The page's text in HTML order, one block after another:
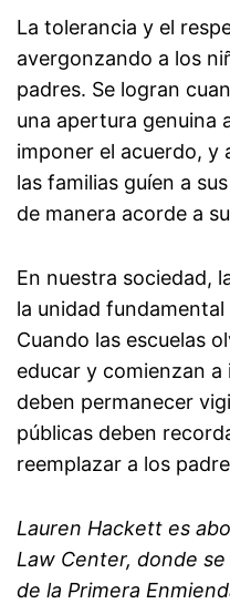
La tolerancia y el
avergonzando a los
padres. Se logran
una apertura genuina
imponer el acuerdo, y
las familias guíen a
de manera acorde a
En nuestra sociedad,
la unidad
Cuando las escuelas
educar y comienzan
deben permanecer
públicas deben
reemplazar a los
Lauren Hackett es
Law Center, donde
de la Primera